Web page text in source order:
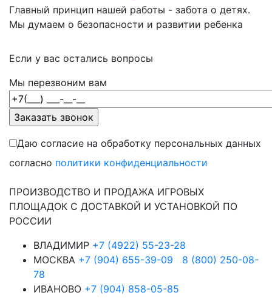
Главный принцип нашей работы - забота о детях.
Мы думаем о безопасности и развитии ребенка
Если у вас остались вопросы
Мы перезвоним вам
Даю согласие на обработку персональных данных
согласно политики конфиденциальности
ПРОИЗВОДСТВО И ПРОДАЖА ИГРОВЫХ
ПЛОЩАДОК С ДОСТАВКОЙ И УСТАНОВКОЙ ПО
РОССИИ
ВЛАДИМИР +7 (4922) 55-23-28
МОСКВА +7 (904) 655-39-09
8 (800) 250-08-
78
ИВАНОВО +7 (904) 858-05-85